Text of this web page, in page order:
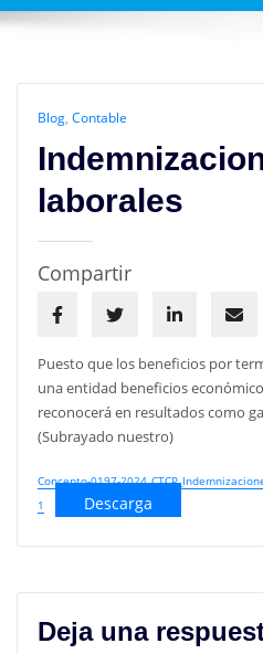
Blog, Contable
laborales
Compartir
Puesto que los beneficios por
una entidad beneficios
reconocerá en resultados como
(Subrayado nuestro)
Concepto-0197-
1
Descarga
Deja una